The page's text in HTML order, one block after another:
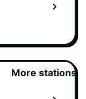
More stations